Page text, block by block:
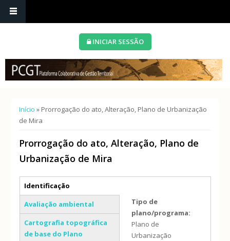
INICIAR SESSÃO
Está aqui
Início » Prorrogação do ato, Alteração, Plano de Urbanização
de Mira
Prorrogação do ato, Alteração, Plano de
Urbanização de Mira
Separadores verticais
Identificação
(separador ativo)
Avaliação ambiental
Cartografia topográfica
de base do Plano
Tipo de
plano/programa:
Plano de
Urbanização